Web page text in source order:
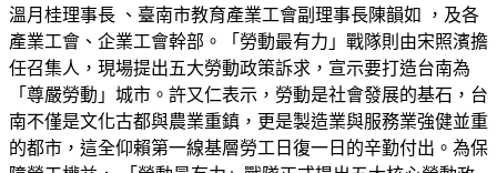
溫月桂理事長 、臺南市教育產業工會副理事長陳韻如 ，及各
產業工會、企業工會幹部。「勞動最有力」戰隊則由宋照濱擔
任召集人，現場提出五大勞動政策訴求，宣示要打造台南為
「尊嚴勞動」城市。許又仁表示，勞動是社會發展的基石，台
南不僅是文化古都與農業重鎮，更是製造業與服務業強健並重
的都市，這全仰賴第一線基層勞工日復一日的辛勤付出。為保